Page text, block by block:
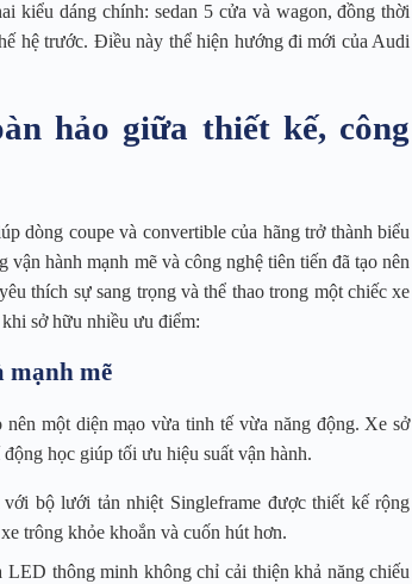
kiểu dáng chính: sedan 5 cửa và wagon, đồng thời
hệ trước. Điều này thể hiện hướng đi mới của Audi
hảo giữa thiết kế, công
dòng coupe và convertible của hãng trở thành biểu
hành mạnh mẽ và công nghệ tiên tiến đã tạo nên
thích sự sang trọng và thể thao trong một chiếc xe
sở hữu nhiều ưu điểm:
mạnh mẽ
một diện mạo vừa tinh tế vừa năng động. Xe sở
học giúp tối ưu hiệu suất vận hành.
bộ lưới tản nhiệt Singleframe được thiết kế rộng
trông khỏe khoắn và cuốn hút hơn.
LED thông minh không chỉ cải thiện khả năng chiếu